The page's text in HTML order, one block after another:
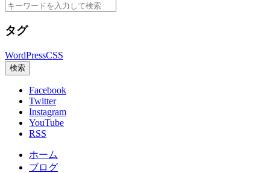
検
タグ
WordPressCSS
検索
Facebook
Twitter
Instagram
YouTube
RSS
ホーム
ブログ